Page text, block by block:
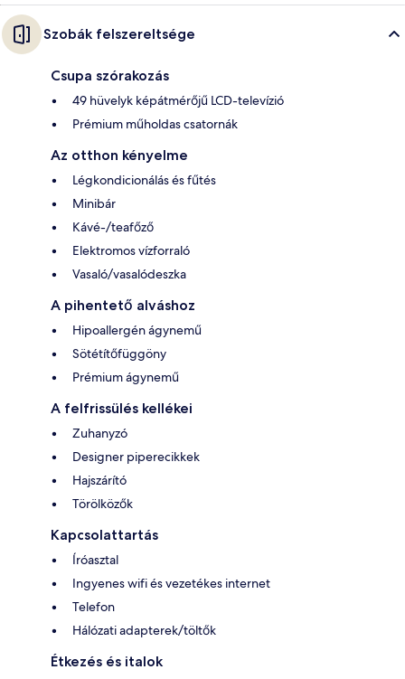
Szobák felszereltsége
Csupa szórakozás
49 hüvelyk képátmérőjű LCD-televízió
Prémium műholdas csatornák
Az otthon kényelme
Légkondicionálás és fűtés
Minibár
Kávé-/teafőző
Elektromos vízforraló
Vasaló/vasalódeszka
A pihentető alváshoz
Hipoallergén ágynemű
Sötétítőfüggöny
Prémium ágynemű
A felfrissülés kellékei
Zuhanyzó
Designer piperecikkek
Hajszárító
Törölközők
Kapcsolattartás
Íróasztal
Ingyenes wifi és vezetékes internet
Telefon
Hálózati adapterek/töltők
Étkezés és italok